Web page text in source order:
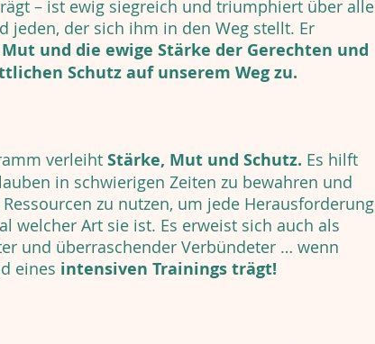
– ist ewig siegreich und triumphiert über alle
jeden, der sich ihm in den Weg stellt. Er
und die ewige Stärke der Gerechten und
Schutz auf unserem Weg zu.
verleiht Stärke, Mut und Schutz. Es hilft
in schwierigen Zeiten zu bewahren und
zu nutzen, um jede Herausforderung
welcher Art sie ist. Es erweist sich auch als
und überraschender Verbündeter … wenn
eines intensiven Trainings trägt!